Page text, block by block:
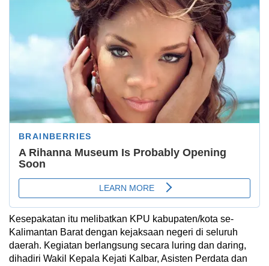
Kesepakatan itu melibatkan KPU kabupaten/kota se-
Kalimantan Barat dengan kejaksaan negeri di seluruh
daerah. Kegiatan berlangsung secara luring dan daring,
dihadiri Wakil Kepala Kejati Kalbar, Asisten Perdata dan